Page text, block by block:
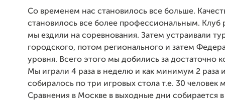
Со временем нас становилось все больше.
становилось все более профессиональным. Клуб
мы ездили на соревнования. Затем устраивали
городского, потом регионального и затем
уровня. Всего этого мы добились за достаточно
Мы играли 4 раза в неделю и как минимум 2 раза
собиралось по три игровых стола т.е. 30
Сравнения в Москве в выходные дни собирается